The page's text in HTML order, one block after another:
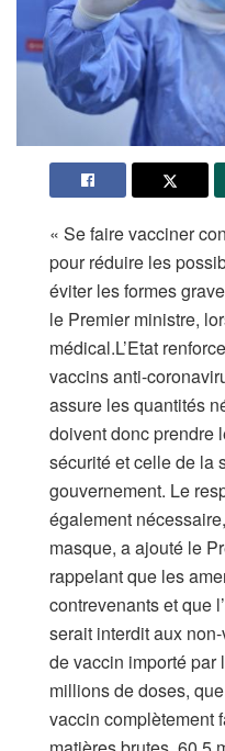
« Se faire vacciner
pour réduire les
éviter les formes
le Premier ministre,
médical.L’Etat
vaccins anti-
assure les quantités
doivent donc prendre
sécurité et celle de la
gouvernement. Le
également
masque, a ajouté le
rappelant que les
contrevenants et que
serait interdit aux
de vaccin importé par
millions de doses,
vaccin complètement